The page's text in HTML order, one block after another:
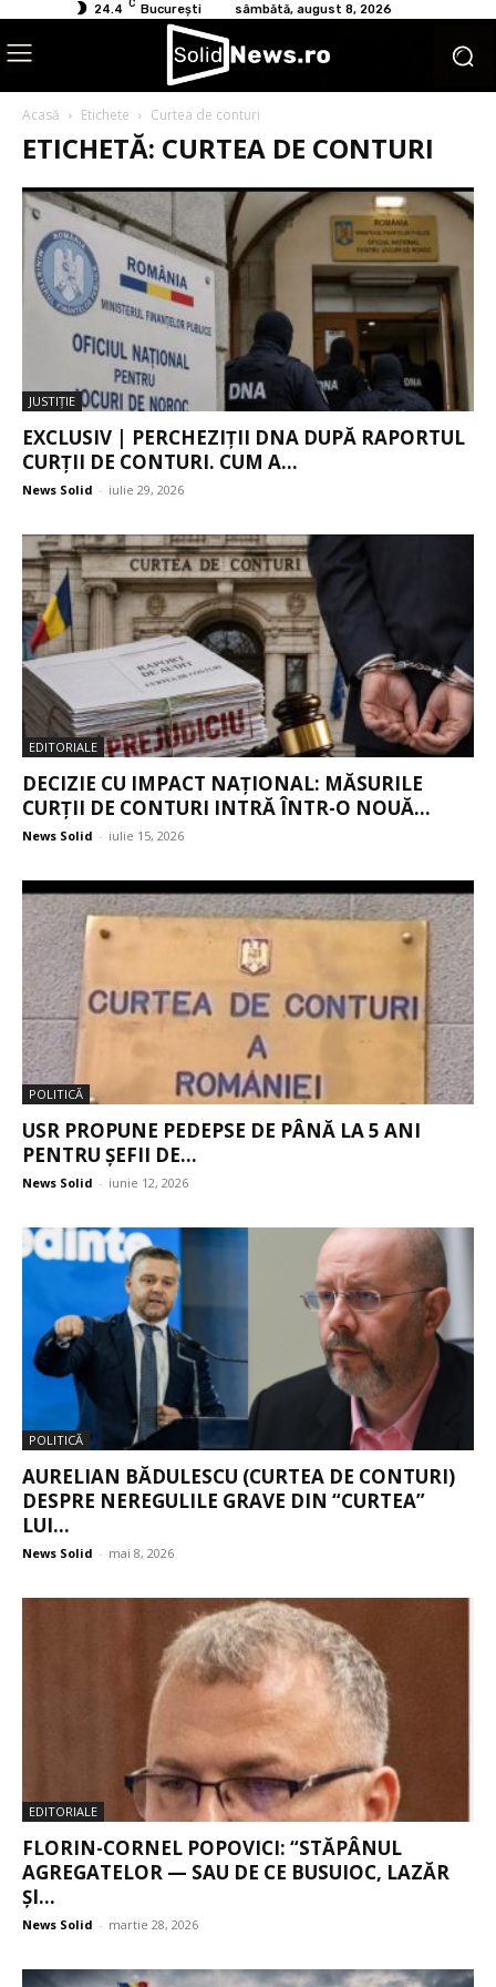
24.4 C București sâmbătă, august 8, 2026
Acasă Etichete Curtea de conturi
ETICHETĂ: CURTEA DE CONTURI
JUSTIŢIE
EXCLUSIV | PERCHEZIȚII DNA DUPĂ RAPORTUL
CURȚII DE CONTURI. CUM A...
News Solid - iulie 29, 2026
EDITORIALE
DECIZIE CU IMPACT NAȚIONAL: MĂSURILE
CURȚII DE CONTURI INTRĂ ÎNTR-O NOUĂ...
News Solid - iulie 15, 2026
POLITICĂ
USR PROPUNE PEDEPSE DE PÂNĂ LA 5 ANI
PENTRU ȘEFII DE...
News Solid - iunie 12, 2026
POLITICĂ
AURELIAN BĂDULESCU (CURTEA DE CONTURI)
DESPRE NEREGULILE GRAVE DIN “CURTEA”
LUI...
News Solid - mai 8, 2026
EDITORIALE
FLORIN-CORNEL POPOVICI: “STĂPÂNUL
AGREGATELOR — SAU DE CE BUSUIOC, LAZĂR
ȘI...
News Solid - martie 28, 2026